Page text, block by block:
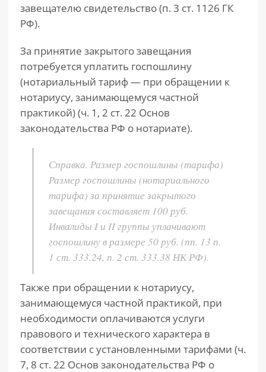
завещателю свидетельство (п. 3 ст. 1126 ГК
РФ).
За принятие закрытого завещания
потребуется уплатить госпошлину
(нотариальный тариф — при обращении к
нотариусу, занимающемуся частной
практикой) (ч. 1, 2 ст. 22 Основ
законодательства РФ о нотариате).
Справка. Размер госпошлины (тарифа)
Размер госпошлины (нотариального
тарифа) за принятие закрытого
завещания составляет 100 руб.
Инвалиды I и II группы уплачивают
госпошлину в размере 50 руб. (пп. 13 п.
1 ст. 333.24, п. 2 ст. 333.38 НК РФ).
Также при обращении к нотариусу,
занимающемуся частной практикой, при
необходимости оплачиваются услуги
правового и технического характера в
соответствии с установленными тарифами (ч.
7, 8 ст. 22 Основ законодательства РФ о